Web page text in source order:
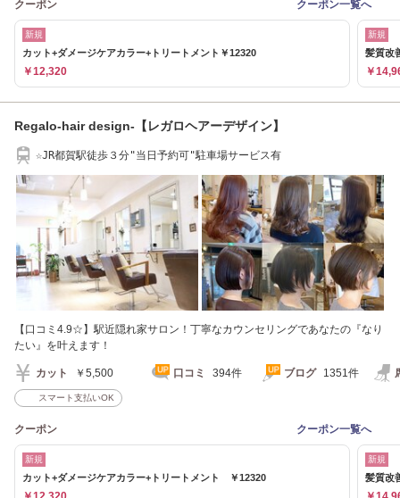
クーポン クーポン一覧へ
新規
カット+ダメージケアカラー+トリートメント￥12320
￥12,320
新規
髪質改
￥
Regalo-hair design-【レガロヘアーデザイン】
☆JR都賀駅徒歩３分"当日予約可"駐車場サービス有
【口コミ4.9☆】駅近隠れ家サロン！丁寧なカウンセリングであなたの『なり
たい』を叶えます！
カット ￥5,500 口コミ 394件 ブログ 1351件
スマート支払いOK
クーポン クーポン一覧へ
新規
カット+ダメージケアカラー+トリートメント ￥12320
新規
髪質改